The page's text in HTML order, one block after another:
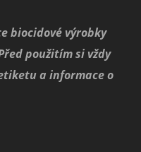
biocidové výrobky
použitím si vždy
a informace o